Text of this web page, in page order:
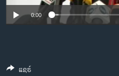
ຊຸມຊົນຊາວລາວ
ວິທະຍາສາດ-ເທັກໂນໂລຈີ
ພາສາອັງກິດ
0:00
ແຊຣ໌